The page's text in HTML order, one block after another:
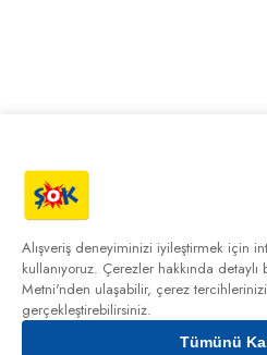
Alışveriş deneyiminizi iyileştirmek için
kullanıyoruz. Çerezler hakkında detaylı
Metni'nden ulaşabilir, çerez
gerçekleştirebilirsiniz.
Tümünü